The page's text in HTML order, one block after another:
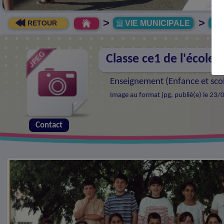
RETOUR > VIE MUNICIPALE >
Classe ce1 de l'école
Enseignement (Enfance et
Image au format jpg, publié(e) le
Contact